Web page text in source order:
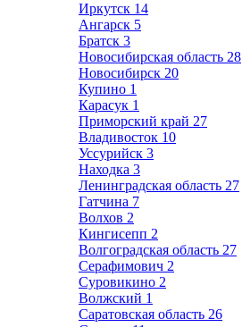
Иркутск 14
Ангарск 5
Братск 3
Новосибирская область 28
Новосибирск 20
Купино 1
Карасук 1
Приморский край 27
Владивосток 10
Уссурийск 3
Находка 3
Ленинградская область 27
Гатчина 7
Волхов 2
Кингисепп 2
Волгоградская область 27
Серафимович 2
Суровикино 2
Волжский 1
Саратовская область 26